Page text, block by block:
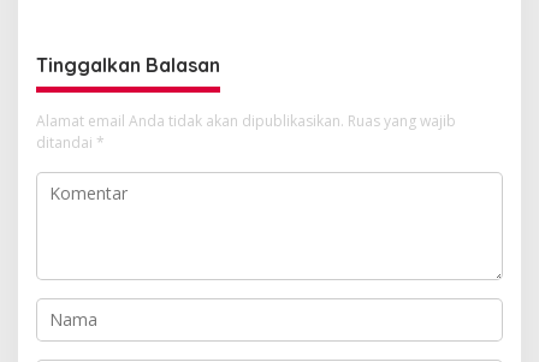
Tinggalkan Balasan
Alamat email Anda tidak akan dipublikasikan. Ruas yang wajib
ditandai *